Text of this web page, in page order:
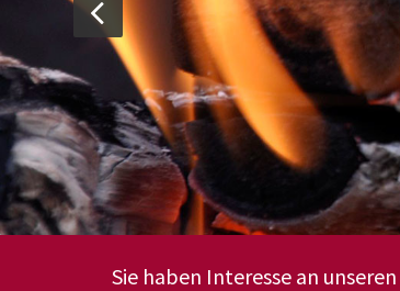
Sie haben Interesse an